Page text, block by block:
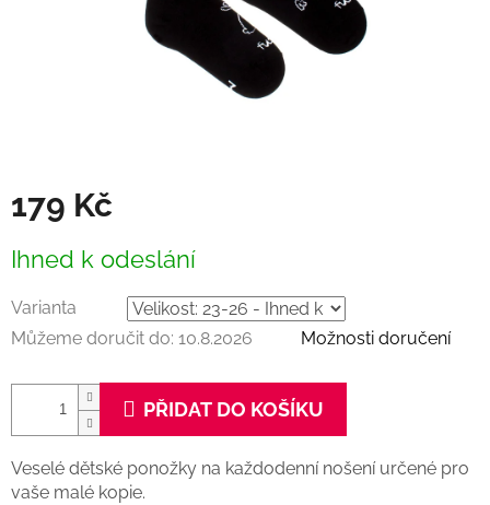
179 Kč
cena:
Ihned k odeslání
Varianta
Můžeme doručit do: 10.8.2026 Možnosti doručení
PŘIDAT DO KOŠÍKU
Veselé dětské ponožky na každodenní nošení určené pro
vaše malé kopie.